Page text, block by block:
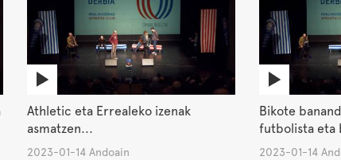
Athletic eta Errealeko izenak
asmatzen...
2023-01-14 Andoain
Bikote
futbolista eta
2023-01-14